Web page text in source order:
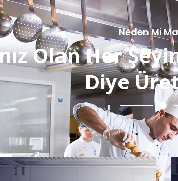
Neden Mi
Olan Her
Diye